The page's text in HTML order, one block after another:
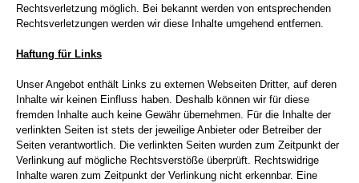
Rechtsverletzung möglich. Bei bekannt werden von entsprechenden
Rechtsverletzungen werden wir diese Inhalte umgehend entfernen.
Haftung für Links
Unser Angebot enthält Links zu externen Webseiten Dritter, auf deren
Inhalte wir keinen Einfluss haben. Deshalb können wir für diese
fremden Inhalte auch keine Gewähr übernehmen. Für die Inhalte der
verlinkten Seiten ist stets der jeweilige Anbieter oder Betreiber der
Seiten verantwortlich. Die verlinkten Seiten wurden zum Zeitpunkt der
Verlinkung auf mögliche Rechtsverstöße überprüft. Rechtswidrige
Inhalte waren zum Zeitpunkt der Verlinkung nicht erkennbar. Eine